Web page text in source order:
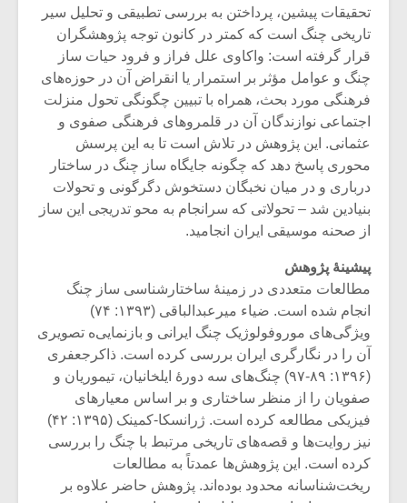
تحقیقات پیشین، پرداختن به بررسی تطبیقی و تحلیل سیر
تاریخی چنگ است که کمتر در کانون توجه پژوهشگران
قرار گرفته است: واکاوی علل فراز و فرود حیات ساز
چنگ و عوامل مؤثر بر استمرار یا انقراض آن در حوزه‌های
فرهنگی مورد بحث، همراه با تبیین چگونگی تحول منزلت
اجتماعی نوازندگان آن در قلمروهای فرهنگی صفوی و
عثمانی. این پژوهش در تلاش است تا به این پرسش
محوری پاسخ دهد که چگونه جایگاه ساز چنگ در ساختار
درباری و در میان نخبگان دستخوش دگرگونی و تحولات
بنیادین شد – تحولاتی که سرانجام به محو تدریجی این ساز
از صحنه موسیقی ایران انجامید.
پیشینۀ پژوهش
مطالعات متعددی در زمینۀ ساختارشناسی ساز چنگ
انجام شده است. ضیاء میرعبدالباقی (۱۳۹۳: ۷۴)
ویژگی‌های موروفولوژیک چنگ ایرانی و بازنمایی‌ه تصویری
آن را در نگارگری ایران بررسی کرده است. ذاکرجعفری
(۱۳۹۶: ۸۹-۹۷) چنگ‌های سه دورۀ ایلخانیان، تیموریان و
صفویان را از منظر ساختاری و بر اساس معیارهای
فیزیکی مطالعه کرده است. ژرانسکا-کمینک (۱۳۹۵: ۴۲)
نیز روایت‌ها و قصه‌های تاریخی مرتبط با چنگ را بررسی
کرده است. این پژوهش‌ها عمدتاً به مطالعات
ریخت‌شناسانه محدود بوده‌اند. پژوهش حاضر علاوه بر